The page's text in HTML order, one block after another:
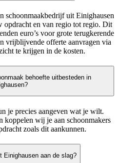
schoonmaakbedrijf uit Einighausen
opdracht en van regio tot regio. Dit
euro’s voor grote terugkerende
vrijblijvende offerte aanvragen via
te krijgen in de kosten.
behoefte uitbesteden in
je precies aangeven wat je wilt.
koppelen wij je aan schoonmakers
zoals dit aankunnen.
Einighausen aan de slag?